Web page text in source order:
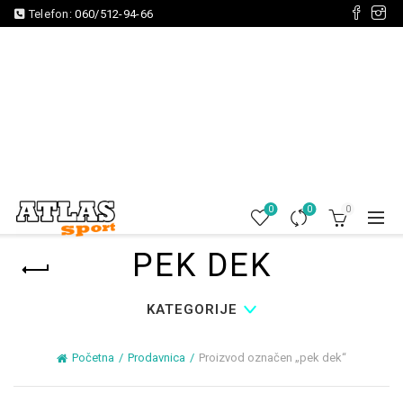
Telefon:060/512-94-66
0 0 0
PEK DEK
KATEGORIJE
Početna Prodavnica Proizvod označen „pek dek“